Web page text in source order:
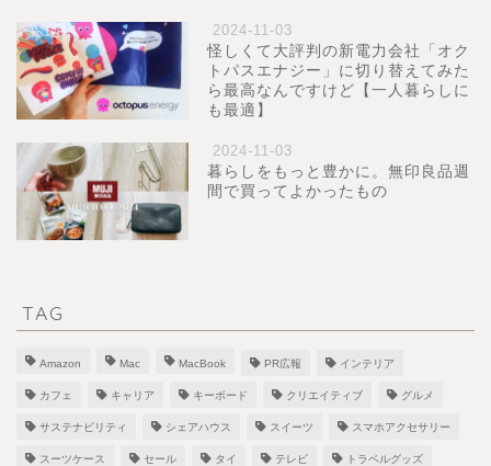
2024-11-03
怪しくて大評判の新電力会社「オク
トパスエナジー」に切り替えてみた
ら最高なんですけど【一人暮らしに
も最適】
2024-11-03
暮らしをもっと豊かに。無印良品週
間で買ってよかったもの
TAG
Amazon Mac MacBook PR広報 インテリア
カフェ キャリア キーボード クリエイティブ グルメ
サステナビリティ シェアハウス スイーツ スマホアクセサリー
スーツケース セール タイ テレビ トラベルグッズ